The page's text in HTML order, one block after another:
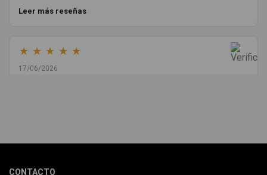
Leer más reseñas
★ ★ ★ ★ ★
17/06/2026
CONTACTO